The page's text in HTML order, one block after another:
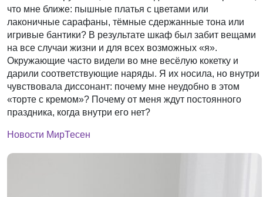
что мне ближе: пышные платья с цветами или
лаконичные сарафаны, тёмные сдержанные тона или
игривые бантики? В результате шкаф был забит вещами
на все случаи жизни и для всех возможных «я».
Окружающие часто видели во мне весёлую кокетку и
дарили соответствующие наряды. Я их носила, но внутри
чувствовала диссонант: почему мне неудобно в этом
«торте с кремом»? Почему от меня ждут постоянного
праздника, когда внутри его нет?
Новости МирТесен